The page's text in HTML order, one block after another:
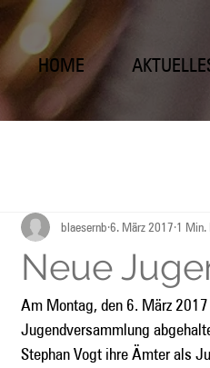
HOME
Neue
blaesernb 6. März 2017 1 Min.
Am Montag, den 6. März
Jugendversammlung
Stephan Vogt ihre Ämter als